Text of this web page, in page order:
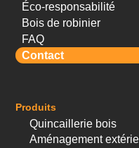
Éco-responsabilité
Bois de robinier
FAQ
Contact
Produits
Quincaillerie bois
Aménagement